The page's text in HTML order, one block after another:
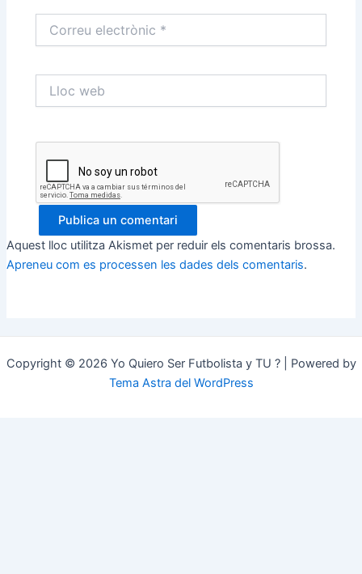
electrònic
web
Aquest lloc utilitza Akismet per reduir els comentaris brossa.
Apreneu com es processen les dades dels comentaris.
Copyright © 2026 Yo Quiero Ser Futbolista y TU ? | Powered by
Tema Astra del WordPress